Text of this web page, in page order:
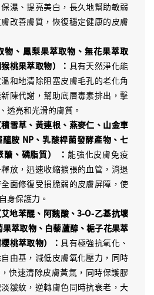
濕、提亮美白，長久地幫助敏弱
改善膚質，恢復穩定健康的皮膚
物、鳳梨果萃取物、無花果萃取
桃果萃取物）： 具有天然淨化能
和地清除阻塞皮膚毛孔的老化角
陳代謝，幫助底層毒素排出，擊
透亮和光滑的膚質。
雪草、黃連根、燕麥仁、山金車
胺 NP、乳酸桿菌發酵產物、七
、磷脂質） ： 能強化皮膚免疫
放，迅速收縮擴張的血管，消退
面修復受損脆弱的皮膚屏障，使
身保護力。
地苯醌、阿魏酸、3-O-乙基抗壞
萃取物、白藜蘆醇、梔子花果萃
桃萃取物）：具有極強抗氧化、
由基，減低皮膚氧化壓力，同時
快速清除皮膚黃氣，同時保護膠
皺紋，逆轉膚色同時抗衰老，大